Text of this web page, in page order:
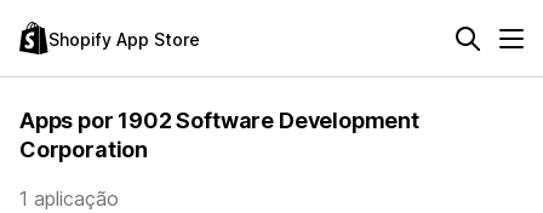
Shopify App Store
Apps por 1902 Software Development
Corporation
1 aplicação